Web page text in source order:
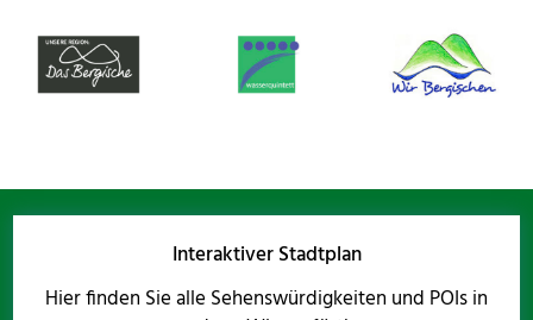
Interaktiver Stadtplan
Hier finden Sie alle Sehenswürdigkeiten und POIs in